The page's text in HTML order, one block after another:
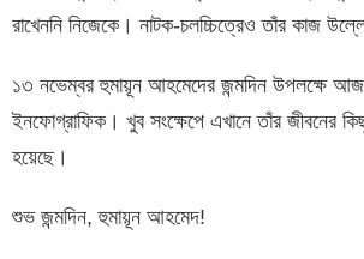
রাখেননি নিজেকে। নাটক-চলচ্চিত্রেও তাঁর কাজ
১৩ নভেম্বর হুমায়ূন আহমেদের জন্মদিন উপলক্ষে
ইনফোগ্রাফিক। খুব সংক্ষেপে এখানে তাঁর জীবনের
হয়েছে।
শুভ জন্মদিন, হুমায়ূন আহমেদ!